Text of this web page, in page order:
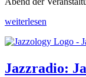
weiterlesen
Jazzradio: